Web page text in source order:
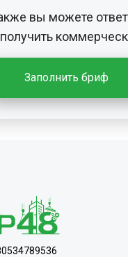
вы можете
Заполнить бриф